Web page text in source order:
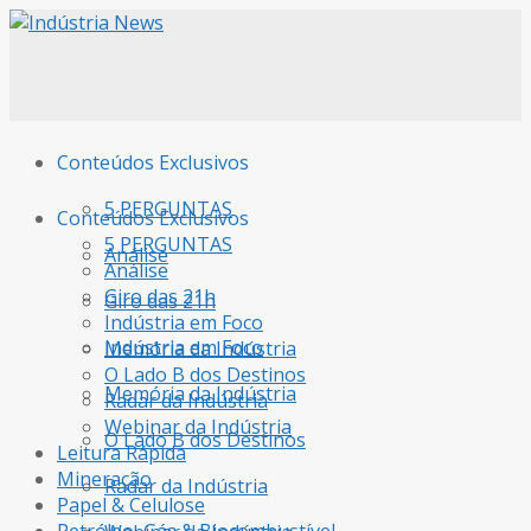
Conteúdos Exclusivos
5 PERGUNTAS
Análise
Giro das 21h
Indústria em Foco
Memória da Indústria
O Lado B dos Destinos
Radar da Indústria
Conteúdos Exclusivos
5 PERGUNTAS
Análise
Giro das 21h
Indústria em Foco
Memória da Indústria
O Lado B dos Destinos
Radar da Indústria
Webinar da Indústria
Leitura Rápida
Mineração
Papel & Celulose